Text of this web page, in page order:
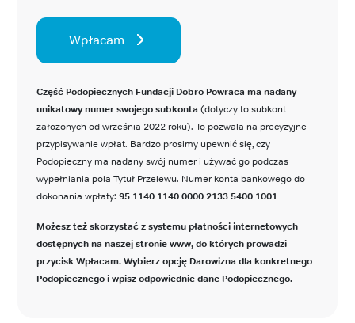
Wpłacam
Część Podopiecznych Fundacji Dobro Powraca ma nadany
unikatowy numer swojego subkonta (dotyczy to subkont
założonych od września 2022 roku). To pozwala na precyzyjne
przypisywanie wpłat. Bardzo prosimy upewnić się, czy
Podopieczny ma nadany swój numer i używać go podczas
wypełniania pola Tytuł Przelewu. Numer konta bankowego do
dokonania wpłaty: 95 1140 1140 0000 2133 5400 1001
Możesz też skorzystać z systemu płatności internetowych
dostępnych na naszej stronie www, do których prowadzi
przycisk Wpłacam. Wybierz opcję Darowizna dla konkretnego
Podopiecznego i wpisz odpowiednie dane Podopiecznego.